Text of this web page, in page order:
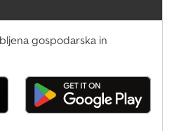
gospodarska in